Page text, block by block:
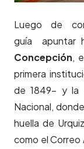
Luego de
guía apuntar
Concepción,
primera
de 1849– y la
Nacional,
huella de
como el Correo